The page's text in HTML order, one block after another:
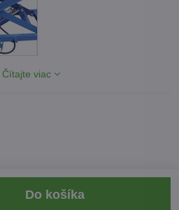
Čítajte viac
Do košíka